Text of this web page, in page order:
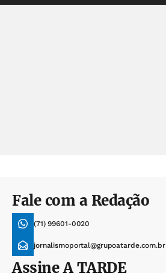
Fale com a Redação
(71) 99601-0020
jornalismoportal@grupoatarde.com.br
AssineA TARDE